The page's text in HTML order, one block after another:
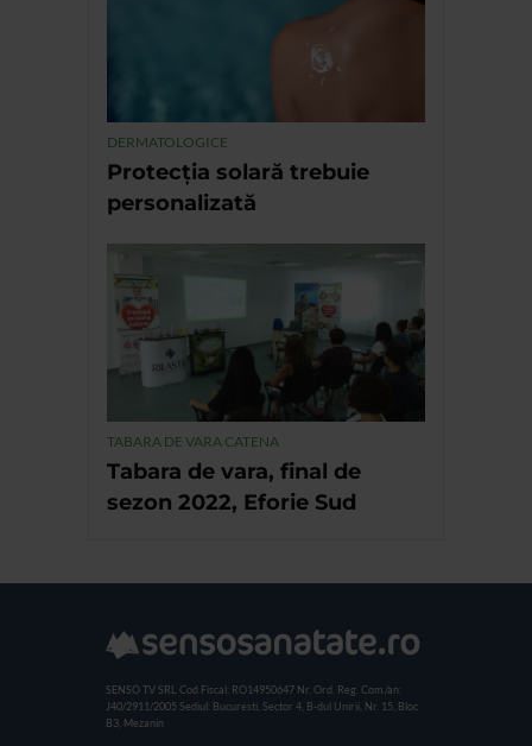
DERMATOLOGICE
Protecția solară trebuie
personalizată
TABARA DE VARA CATENA
Tabara de vara, final de
sezon 2022, Eforie Sud
SENSO TV SRL Cod Fiscal: RO14950647 Nr. Ord. Reg. Com./an:
J40/2911/2005 Sediul: Bucuresti, Sector 4, B-dul Unirii, Nr. 15, Bloc
B3, Mezanin